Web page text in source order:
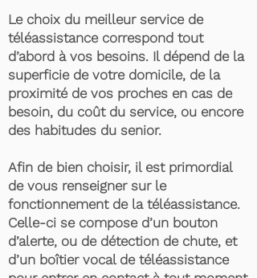
Le choix du meilleur service de
téléassistance correspond tout
d’abord à vos besoins. Il dépend de la
superficie de votre domicile, de la
proximité de vos proches en cas de
besoin, du coût du service, ou encore
des habitudes du senior.
Afin de bien choisir, il est primordial
de vous renseigner sur le
fonctionnement de la téléassistance.
Celle-ci se compose d’un bouton
d’alerte, ou de détection de chute, et
d’un boîtier vocal de téléassistance